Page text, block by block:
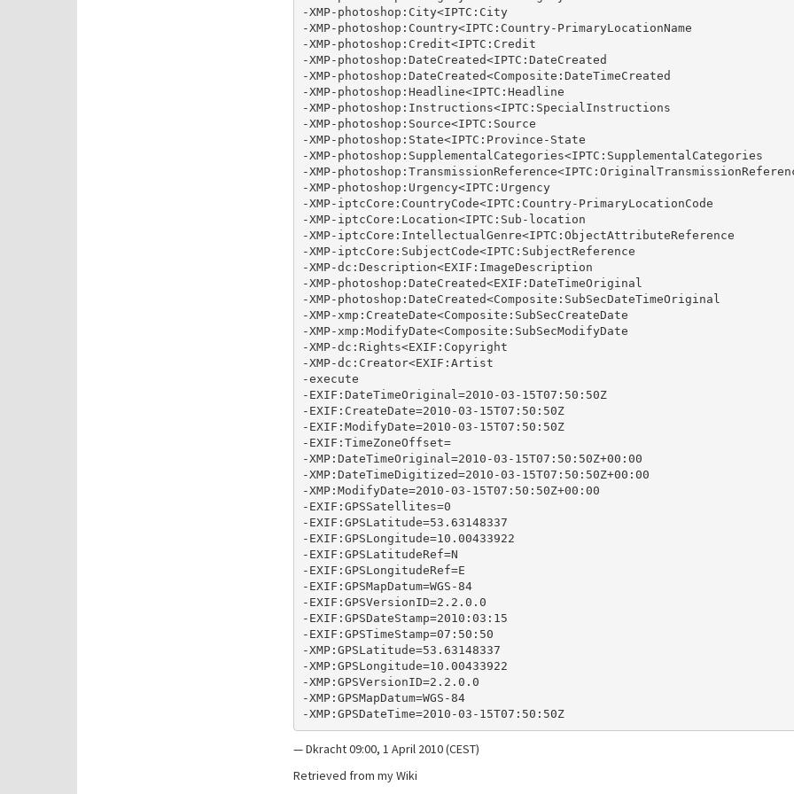
-XMP-photoshop:City<IPTC:City
-XMP-photoshop:Country<IPTC:Country-PrimaryLocationName
-XMP-photoshop:Credit<IPTC:Credit
-XMP-photoshop:DateCreated<IPTC:DateCreated
-XMP-photoshop:DateCreated<Composite:DateTimeCreated
-XMP-photoshop:Headline<IPTC:Headline
-XMP-photoshop:Instructions<IPTC:SpecialInstructions
-XMP-photoshop:Source<IPTC:Source
-XMP-photoshop:State<IPTC:Province-State
-XMP-photoshop:SupplementalCategories<IPTC:SupplementalCategories
-XMP-
-XMP-photoshop:Urgency<IPTC:Urgency
-XMP-iptcCore:CountryCode<IPTC:Country-PrimaryLocationCode
-XMP-iptcCore:Location<IPTC:Sub-location
-XMP-iptcCore:IntellectualGenre<IPTC:ObjectAttributeReference
-XMP-iptcCore:SubjectCode<IPTC:SubjectReference
-XMP-dc:Description<EXIF:ImageDescription
-XMP-photoshop:DateCreated<EXIF:DateTimeOriginal
-XMP-photoshop:DateCreated<Composite:SubSecDateTimeOriginal
-XMP-xmp:CreateDate<Composite:SubSecCreateDate
-XMP-xmp:ModifyDate<Composite:SubSecModifyDate
-XMP-dc:Rights<EXIF:Copyright
-XMP-dc:Creator<EXIF:Artist
-execute
-EXIF:DateTimeOriginal=2010-03-15T07:50:50Z
-EXIF:CreateDate=2010-03-15T07:50:50Z
-EXIF:ModifyDate=2010-03-15T07:50:50Z
-EXIF:TimeZoneOffset=
-XMP:DateTimeOriginal=2010-03-15T07:50:50Z+00:00
-XMP:DateTimeDigitized=2010-03-15T07:50:50Z+00:00
-XMP:ModifyDate=2010-03-15T07:50:50Z+00:00
-EXIF:GPSSatellites=0
-EXIF:GPSLatitude=53.63148337
-EXIF:GPSLongitude=10.00433922
-EXIF:GPSLatitudeRef=N
-EXIF:GPSLongitudeRef=E
-EXIF:GPSMapDatum=WGS-84
-EXIF:GPSVersionID=2.2.0.0
-EXIF:GPSDateStamp=2010:03:15
-EXIF:GPSTimeStamp=07:50:50
-XMP:GPSLatitude=53.63148337
-XMP:GPSLongitude=10.00433922
-XMP:GPSVersionID=2.2.0.0
-XMP:GPSMapDatum=WGS-84
— Dkracht 09:00, 1 April 2010 (CEST)
Retrieved from my Wiki